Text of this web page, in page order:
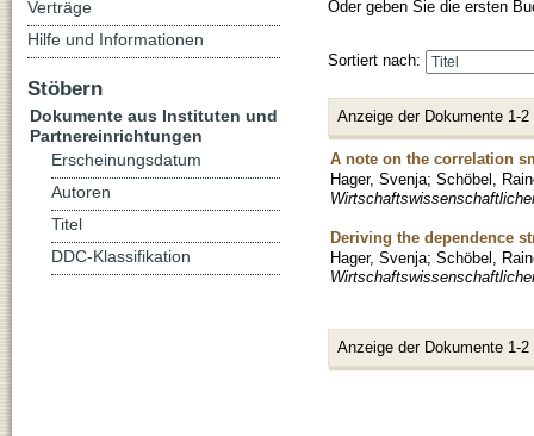
Oder geben Sie die ersten
Sortiert nach:
Anzeige der Dokumente 1-2
A note on the correlation
Hager, Svenja; Schöbel,
Deriving the dependence
Hager, Svenja; Schöbel,
Anzeige der Dokumente 1-2
Verträge
Hilfe und Informationen
Stöbern
Dokumente aus Instituten und
Partnereinrichtungen
Erscheinungsdatum
Autoren
Titel
DDC-Klassifikation